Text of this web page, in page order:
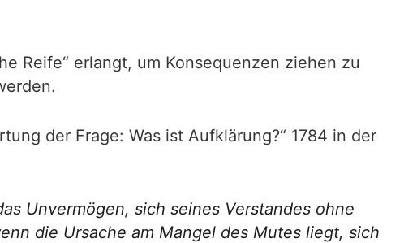
Reife“ erlangt, um Konsequenzen ziehen zu
der Frage: Was ist Aufklärung?“ 1784 in der
Unvermögen, sich seines Verstandes ohne
die Ursache am Mangel des Mutes liegt, sich